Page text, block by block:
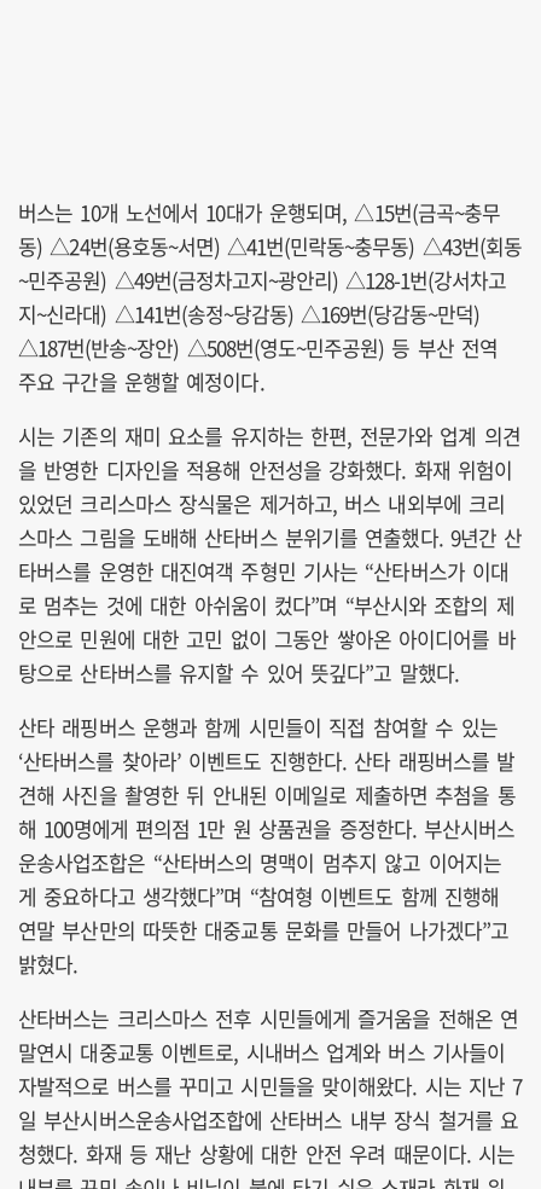
버스는 10개 노선에서 10대가 운행되며, △15번(금곡~충무
동) △24번(용호동~서면) △41번(민락동~충무동) △43번(회동
~민주공원) △49번(금정차고지~광안리) △128-1번(강서차고
지~신라대) △141번(송정~당감동) △169번(당감동~만덕)
△187번(반송~장안) △508번(영도~민주공원) 등 부산 전역
주요 구간을 운행할 예정이다.
시는 기존의 재미 요소를 유지하는 한편, 전문가와 업계 의견
을 반영한 디자인을 적용해 안전성을 강화했다. 화재 위험이
있었던 크리스마스 장식물은 제거하고, 버스 내외부에 크리
스마스 그림을 도배해 산타버스 분위기를 연출했다. 9년간 산
타버스를 운영한 대진여객 주형민 기사는 “산타버스가 이대
로 멈추는 것에 대한 아쉬움이 컸다”며 “부산시와 조합의 제
안으로 민원에 대한 고민 없이 그동안 쌓아온 아이디어를 바
탕으로 산타버스를 유지할 수 있어 뜻깊다”고 말했다.
산타 래핑버스 운행과 함께 시민들이 직접 참여할 수 있는
‘산타버스를 찾아라’ 이벤트도 진행한다. 산타 래핑버스를 발
견해 사진을 촬영한 뒤 안내된 이메일로 제출하면 추첨을 통
해 100명에게 편의점 1만 원 상품권을 증정한다. 부산시버스
운송사업조합은 “산타버스의 명맥이 멈추지 않고 이어지는
게 중요하다고 생각했다”며 “참여형 이벤트도 함께 진행해
연말 부산만의 따뜻한 대중교통 문화를 만들어 나가겠다”고
밝혔다.
산타버스는 크리스마스 전후 시민들에게 즐거움을 전해온 연
말연시 대중교통 이벤트로, 시내버스 업계와 버스 기사들이
자발적으로 버스를 꾸미고 시민들을 맞이해왔다. 시는 지난 7
일 부산시버스운송사업조합에 산타버스 내부 장식 철거를 요
청했다. 화재 등 재난 상황에 대한 안전 우려 때문이다. 시는